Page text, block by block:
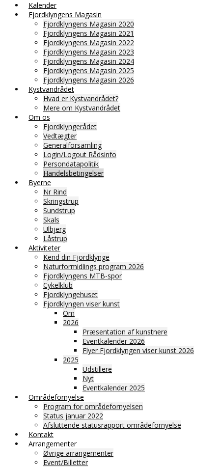
Kalender
Fjordklyngens Magasin
Fjordklyngens Magasin 2020
Fjordklyngens Magasin 2021
Fjordklyngens Magasin 2022
Fjordklyngens Magasin 2023
Fjordklyngens Magasin 2024
Fjordklyngens Magasin 2025
Fjordklyngens Magasin 2026
Kystvandrådet
Hvad er Kystvandrådet?
Mere om Kystvandrådet
Om os
Fjordklyngerådet
Vedtægter
Generalforsamling
Login/Logout Rådsinfo
Persondatapolitik
Handelsbetingelser
Byerne
Nr Rind
Skringstrup
Sundstrup
Skals
Ulbjerg
Låstrup
Aktiviteter
Kend din Fjordklynge
Naturformidlings program 2026
Fjordklyngens MTB-spor
Cykelklub
Fjordklyngehuset
Fjordklyngen viser kunst
Om
2026
Præsentation af kunstnere
Eventkalender 2026
Flyer Fjordklyngen viser kunst 2026
2025
Udstillere
Nyt
Eventkalender 2025
Områdefornyelse
Program for områdefornyelsen
Status januar 2022
Afsluttende statusrapport områdefornyelse
Kontakt
Arrangementer
Øvrige arrangementer
Event/Billetter